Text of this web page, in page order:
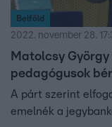
Belföld
2022. november 28.
Matolcsy
pedagógusok
A párt szerint
emelnék a